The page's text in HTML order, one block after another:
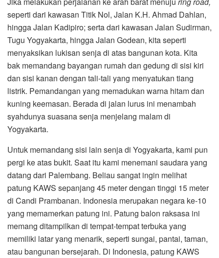
seperti dari kawasan Titik Nol, Jalan K.H. Ahmad Dahlan,
hingga Jalan Kadipiro; serta dari kawasan Jalan Sudirman,
Tugu Yogyakarta, hingga Jalan Godean, kita seperti
menyaksikan lukisan senja di atas bangunan kota. Kita
bak memandang bayangan rumah dan gedung di sisi kiri
dan sisi kanan dengan tali-tali yang menyatukan tiang
listrik. Pemandangan yang memadukan warna hitam dan
kuning keemasan. Berada di jalan lurus ini menambah
syahdunya suasana senja menjelang malam di
Yogyakarta.
Untuk memandang sisi lain senja di Yogyakarta, kami pun
pergi ke atas bukit. Saat itu kami menemani saudara yang
datang dari Palembang. Beliau sangat ingin melihat
patung KAWS sepanjang 45 meter dengan tinggi 15 meter
di Candi Prambanan. Indonesia merupakan negara ke-10
yang memamerkan patung ini. Patung balon raksasa ini
memang ditampilkan di tempat-tempat terbuka yang
memiliki latar yang menarik, seperti sungai, pantai, taman,
atau bangunan bersejarah. Di Indonesia, patung KAWS